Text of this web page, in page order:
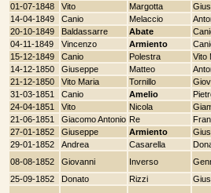
01-07-1848
Vito Margotta
14-04-1849
Canio Melaccio
20-10-1849
Baldassarre Abate
04-11-1849
Vincenzo Armiento
15-12-1849
Canio Polestra Vito
14-12-1850
Giuseppe Matteo
21-12-1850
Vito Maria Tornillo
31-03-1851
Canio Amelio
24-04-1851
Vito Nicola
21-06-1851
Giacomo Antonio Re
27-01-1852
Giuseppe Armiento
29-01-1852
Andrea Casarella
08-08-1852
Giovanni Inverso
25-09-1852
Donato Rizzi